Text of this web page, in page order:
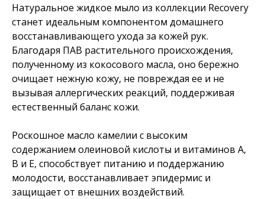
Натуральное жидкое мыло из коллекции Recovery
станет идеальным компонентом домашнего
восстанавливающего ухода за кожей рук.
Благодаря ПАВ растительного происхождения,
полученному из кокосового масла, оно бережно
очищает нежную кожу, не повреждая ее и не
вызывая аллергических реакций, поддерживая
естественный баланс кожи.
Роскошное масло камелии с высоким
содержанием олеиновой кислоты и витаминов А,
В и Е, способствует питанию и поддержанию
молодости, восстанавливает эпидермис и
защищает от внешних воздействий.